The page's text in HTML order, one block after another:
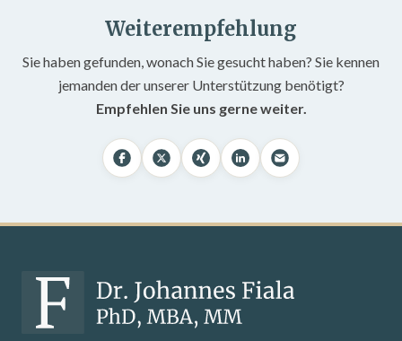
Weiterempfehlung
Sie haben gefunden, wonach Sie gesucht haben? Sie kennen
jemanden der unserer Unterstützung benötigt?
Empfehlen Sie uns gerne weiter.